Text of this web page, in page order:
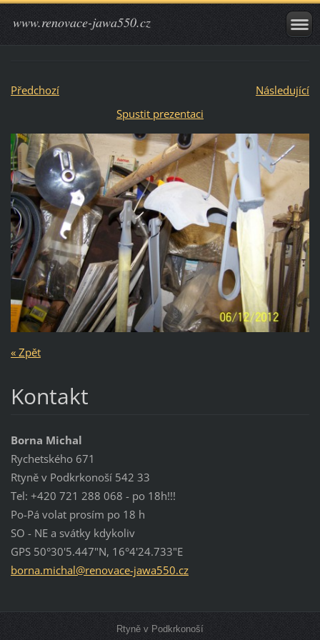
www.renovace-jawa550.cz
Předchozí
Následující
Spustit prezentaci
« Zpět
Kontakt
Borna Michal
Rychetského 671
Rtyně v Podkrkonoší 542 33
Tel: +420 721 288 068 - po 18h!!!
Po-Pá volat prosím po 18 h
SO - NE a svátky kdykoliv
GPS 50°30'5.447"N, 16°4'24.733"E
borna.michal@renovace-jawa550.cz
Rtyně v Podkrkonoší